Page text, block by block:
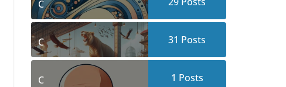
C
C 31 Posts
C 1 Posts